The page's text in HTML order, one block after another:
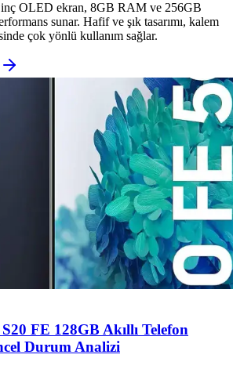
inç OLED ekran, 8GB RAM ve 256GB
sunar. Hafif ve şık tasarımı, kalem
çok yönlü kullanım sağlar.
FE 128GB Akıllı Telefon
Durum Analizi